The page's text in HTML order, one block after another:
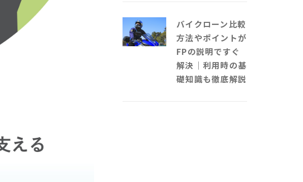
バイクローン比較
方法やポイントが
FPの説明ですぐ
解決｜利用時の基
礎知識も徹底解説